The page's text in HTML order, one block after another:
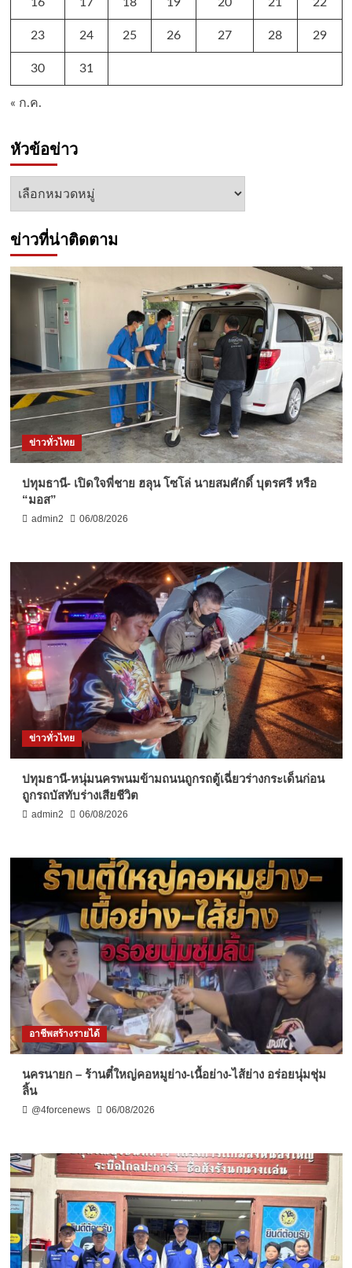
23 24 25 26 27 28 29
30 31
« ก.ค.
หัวข้อข่าว
หัวข้อ
ข่าวที่น่าติดตาม
ข่าวทั่วไทย
ปทุมธานี- เปิดใจพี่ชาย ฮลุน โซโล่ นายสมศักดิ์ บุตรศรี หรือ
“มอส”
admin2 06/08/2026
ข่าวทั่วไทย
ปทุมธานี-หนุ่มนครพนมข้ามถนนถูกรถตู้เฉี่ยวร่างกระเด็นก่อน
ถูกรถบัสทับร่างเสียชีวิต
admin2 06/08/2026
อาชีพสร้างรายได้
นครนายก – ร้านตี๋ใหญ่คอหมูย่าง-เนื้อย่าง-ไส้ย่าง อร่อยนุ่มชุ่ม
ลิ้น
@4forcenews 06/08/2026